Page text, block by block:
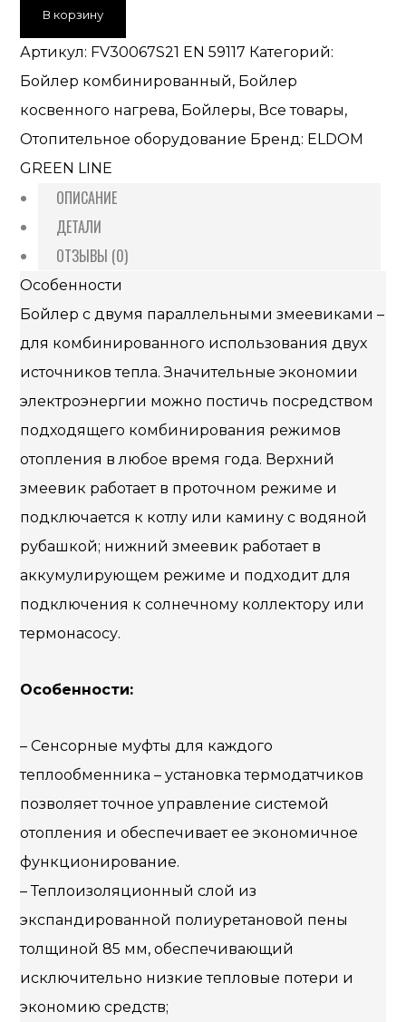
В корзину
Артикул: FV30067S21 EN 59117 Категорий:
Бойлер комбинированный, Бойлер
косвенного нагрева, Бойлеры, Все товары,
Отопительное оборудование Бренд: ELDOM
GREEN LINE
ОПИСАНИЕ
ДЕТАЛИ
ОТЗЫВЫ (0)
Особенности
Бойлер с двумя параллельными змеевиками –
для комбинированного использования двух
источников тепла. Значительные экономии
электроэнергии можно постичь посредством
подходящего комбинирования режимов
отопления в любое время года. Верхний
змеевик работает в проточном режиме и
подключается к котлу или камину с водяной
рубашкой; нижний змеевик работает в
аккумулирующем режиме и подходит для
подключения к солнечному коллектору или
термонасосу.
Особенности:
– Сенсорные муфты для каждого
теплообменника – установка термодатчиков
позволяет точное управление системой
отопления и обеспечивает ее экономичное
функционирование.
– Теплоизоляционный слой из
экспандированной полиуретановой пены
толщиной 85 мм, обеспечивающий
исключительно низкие тепловые потери и
экономию средств;